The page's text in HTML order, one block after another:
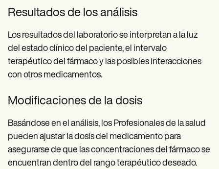
Resultados de los análisis
Los resultados del laboratorio se interpretan a la luz
del estado clínico del paciente, el intervalo
terapéutico del fármaco y las posibles interacciones
con otros medicamentos.
Modificaciones de la dosis
Basándose en el análisis, los Profesionales de la salud
pueden ajustar la dosis del medicamento para
asegurarse de que las concentraciones del fármaco se
encuentran dentro del rango terapéutico deseado.